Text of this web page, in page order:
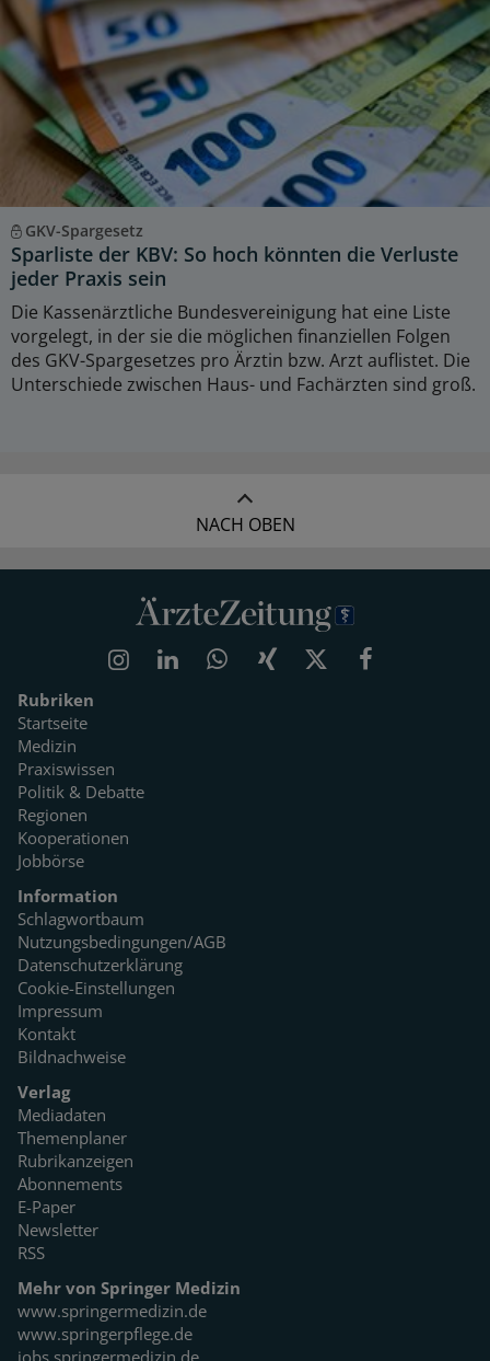
GKV-Spargesetz
Sparliste der KBV: So hoch könnten die Verluste
jeder Praxis sein
Die Kassenärztliche Bundesvereinigung hat eine Liste
vorgelegt, in der sie die möglichen finanziellen Folgen
des GKV-Spargesetzes pro Ärztin bzw. Arzt auflistet. Die
Unterschiede zwischen Haus- und Fachärzten sind groß.
NACH OBEN
Rubriken
Startseite
Medizin
Praxiswissen
Politik & Debatte
Regionen
Kooperationen
Jobbörse
Information
Schlagwortbaum
Nutzungsbedingungen/AGB
Datenschutzerklärung
Cookie-Einstellungen
Impressum
Kontakt
Bildnachweise
Verlag
Mediadaten
Themenplaner
Rubrikanzeigen
Abonnements
E-Paper
Newsletter
RSS
Mehr von Springer Medizin
www.springermedizin.de
www.springerpflege.de
jobs.springermedizin.de